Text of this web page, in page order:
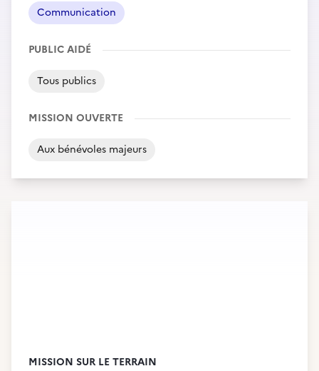
Communication
PUBLIC AIDÉ
Tous publics
MISSION OUVERTE
Aux bénévoles majeurs
MISSION SUR LE TERRAIN